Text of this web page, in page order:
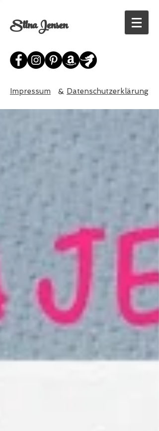
Stina Jensen
Impressum & Datenschutzerklärung